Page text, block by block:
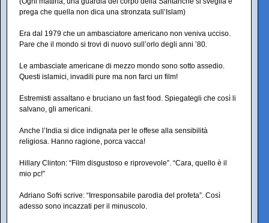
prega che quella non dica una stronzata sull’Islam)
Era dal 1979 che un ambasciatore americano non veniva ucciso.
Pare che il mondo si trovi di nuovo sull’orlo degli anni ’80.
Le ambasciate americane di mezzo mondo sono sotto assedio.
Questi islamici, invadili pure ma non farci un film!
Estremisti assaltano e bruciano un fast food. Spiegategli che così li
salvano, gli americani.
Anche l’India si dice indignata per le offese alla sensibilità
religiosa. Hanno ragione, porca vacca!
Hillary Clinton: “Film disgustoso e riprovevole”. “Cara, quello è il
mio pc!”
Adriano Sofri scrive: “Irresponsabile parodia del profeta”. Così
adesso sono incazzati per il minuscolo.